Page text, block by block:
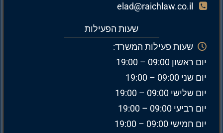
elad@raichlaw.co.il
שעות הפעילות
שעות פעילות המשרד:
יום ראשון 09:00 – 19:00
יום שני 09:00 – 19:00
יום שלישי 09:00 – 19:00
יום רביעי 09:00 – 19:00
יום חמישי 09:00 – 19:00